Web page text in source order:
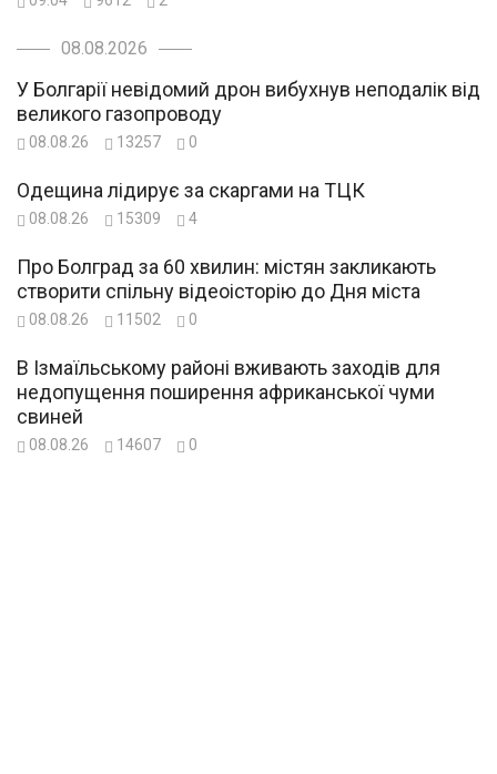
08.08.2026
У Болгарії невідомий дрон вибухнув неподалік від
великого газопроводу
08.08.26 13257 0
Одещина лідирує за скаргами на ТЦК
08.08.26 15309 4
Про Болград за 60 хвилин: містян закликають
створити спільну відеоісторію до Дня міста
08.08.26 11502 0
В Ізмаїльському районі вживають заходів для
недопущення поширення африканської чуми
свиней
08.08.26 14607 0